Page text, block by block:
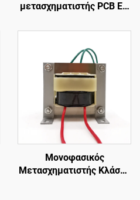
μετασχηματιστής PCB EI-
κάψα καρφίτσα 4
καρφιτσών για την
εισαγωγή 240v & τη
συχνότητα παραγωγής
50Hz 24v/36v/380v
Μονοφασικός
Μετασχηματιστής Κλάσης